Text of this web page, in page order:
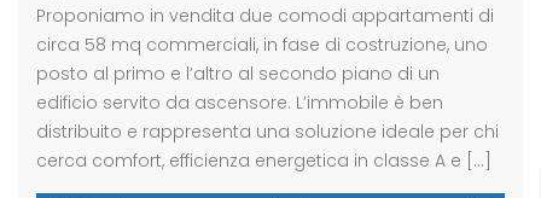
Proponiamo in vendita due comodi appartamenti di
circa 58 mq commerciali, in fase di costruzione, uno
posto al primo e l’altro al secondo piano di un
edificio servito da ascensore. L’immobile è ben
distribuito e rappresenta una soluzione ideale per chi
cerca comfort, efficienza energetica in classe A e […]
Corvo, Discesa Mirio, 19, 90014 Casteldaccia PA, Italia
€13.000
Str. Grifeo, 90014 Casteldaccia PA, Italia